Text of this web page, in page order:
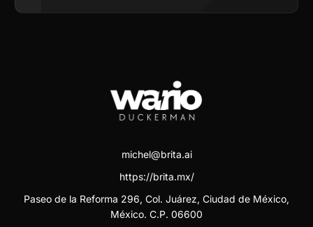
michel@brita.ai
https://brita.mx/
Paseo de la Reforma 296, Col. Juárez, Ciudad de México,
México. C.P. 06600